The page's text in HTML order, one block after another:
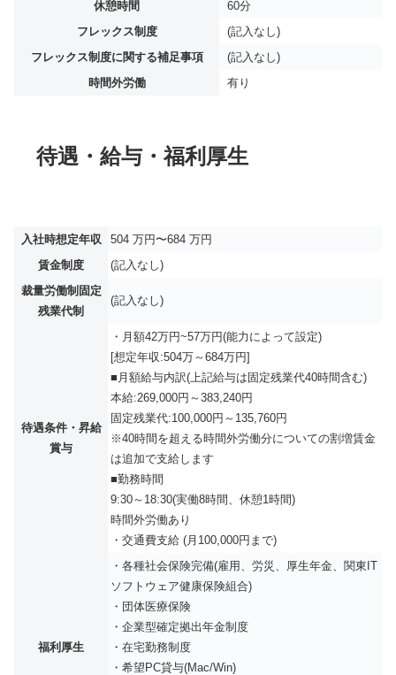
休憩時間
60分
フレックス制度
(記入なし)
フレックス制度に関する補足事項
(記入なし)
時間外労働
有り
待遇・給与・福利厚生
入社時想定年収
504 万円〜684 万円
賃金制度
(記入なし)
裁量労働制固定
残業代制
(記入なし)
待遇条件・昇給
賞与
・月額42万円~57万円(能力によって設定)
[想定年収:504万～684万円]
■月額給与内訳(上記給与は固定残業代40時間含む)
本給:269,000円～383,240円
固定残業代:100,000円～135,760円
※40時間を超える時間外労働分についての割増賃金
は追加で支給します
■勤務時間
9:30～18:30(実働8時間、休憩1時間)
時間外労働あり
・交通費支給 (月100,000円まで)
福利厚生
・各種社会保険完備(雇用、労災、厚生年金、関東IT
ソフトウェア健康保険組合)
・団体医療保険
・企業型確定拠出年金制度
・在宅勤務制度
・希望PC貸与(Mac/Win)